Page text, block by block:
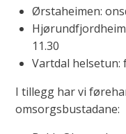
Ørstaheimen:
11.30
Vartdal helsetun:
I tillegg har vi
omsorgsbustadane: